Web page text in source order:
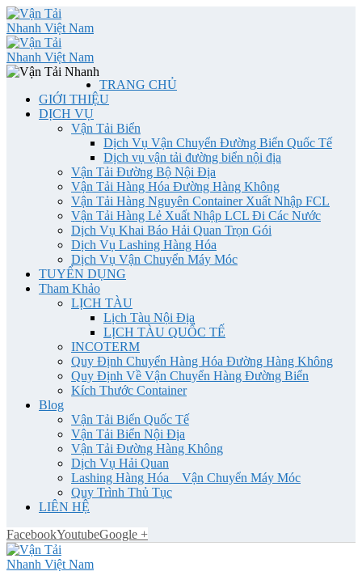
TRANG CHỦ
GIỚI THIỆU
DỊCH VỤ
Vận Tải Biển
Dịch Vụ Vận Chuyển Đường Biển Quốc Tế
Dịch vụ vận tải đường biển nội địa
Vận Tải Đường Bộ Nội Địa
Vận Tải Hàng Hóa Đường Hàng Không
Vận Tải Hàng Nguyên Container Xuất Nhập FCL
Vận Tải Hàng Lẻ Xuất Nhập LCL Đi Các Nước
Dịch Vụ Khai Báo Hải Quan Trọn Gói
Dịch Vụ Lashing Hàng Hóa
Dịch Vụ Vận Chuyển Máy Móc
TUYỂN DỤNG
Tham Khảo
LỊCH TÀU
Lịch Tàu Nội Địa
LỊCH TÀU QUỐC TẾ
INCOTERM
Quy Định Chuyển Hàng Hóa Đường Hàng Không
Quy Định Về Vận Chuyển Hàng Đường Biển
Kích Thước Container
Blog
Vận Tải Biển Quốc Tế
Vận Tải Biển Nội Địa
Vận Tải Đường Hàng Không
Dịch Vụ Hải Quan
Lashing Hàng Hóa _ Vận Chuyển Máy Móc
Quy Trình Thủ Tục
LIÊN HỆ
FacebookYoutubeGoogle +